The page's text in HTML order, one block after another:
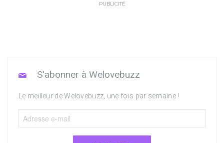
PUBLICITÉ
S'abonner à Welovebuzz
Le meilleur de Welovebuzz, une fois par semaine !